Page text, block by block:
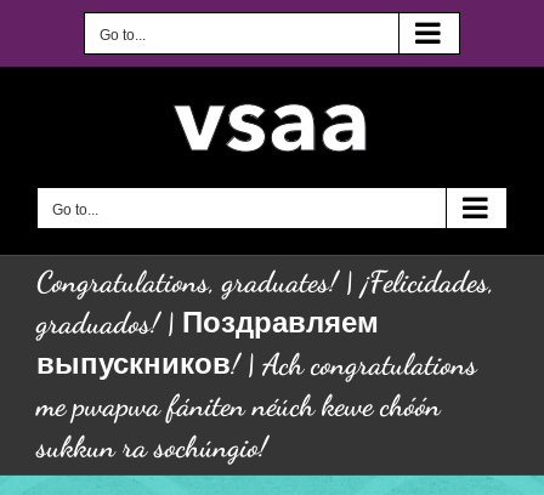
Go to...
Go to...
Congratulations, graduates! | ¡Felicidades,
graduados! | Поздравляем
выпускников! | Ach congratulations
me pwapwa fániten néúch kewe chóón
sukkun ra sochúngio!